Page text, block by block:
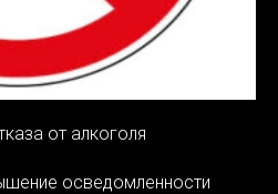
от алкоголя
осведомленности